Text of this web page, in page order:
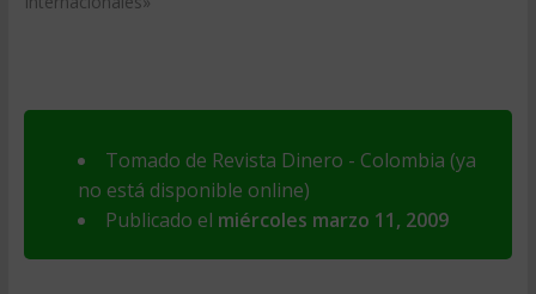
Tomado de Revista Dinero - Colombia (ya
no está disponible online)
Publicado el miércoles marzo 11, 2009